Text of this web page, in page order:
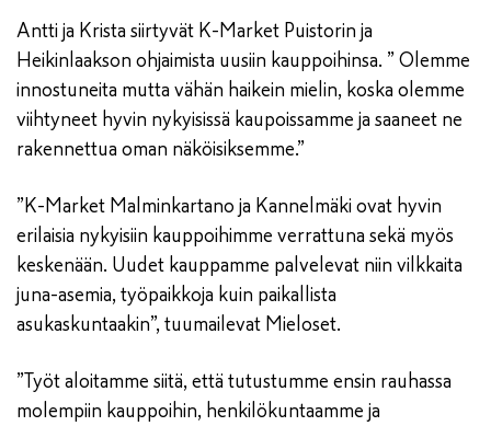
Antti ja Krista siirtyvät K-Market Puistorin ja
Heikinlaakson ohjaimista uusiin kauppoihinsa. ” Olemme
innostuneita mutta vähän haikein mielin, koska olemme
viihtyneet hyvin nykyisissä kaupoissamme ja saaneet ne
rakennettua oman näköisiksemme.”
”K-Market Malminkartano ja Kannelmäki ovat hyvin
erilaisia nykyisiin kauppoihimme verrattuna sekä myös
keskenään. Uudet kauppamme palvelevat niin vilkkaita
juna-asemia, työpaikkoja kuin paikallista
asukaskuntaakin”, tuumailevat Mieloset.
”Työt aloitamme siitä, että tutustumme ensin rauhassa
molempiin kauppoihin, henkilökuntaamme ja